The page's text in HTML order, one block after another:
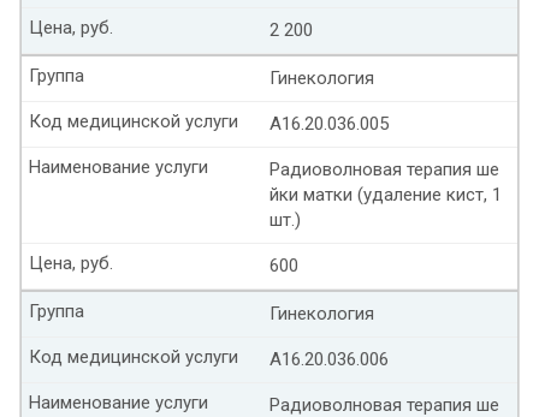
2 200
Цена, руб.
Гинекология
Группа
А16.20.036.005
Код медицинской услуги
Радиоволновая терапия ше
йки матки (удаление кист, 1
шт.)
Наименование услуги
600
Цена, руб.
Гинекология
Группа
А16.20.036.006
Код медицинской услуги
Радиоволновая терапия ше
Наименование услуги